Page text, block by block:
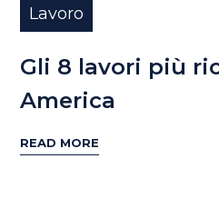
Lavoro
Gli 8 lavori più
America
READ MORE